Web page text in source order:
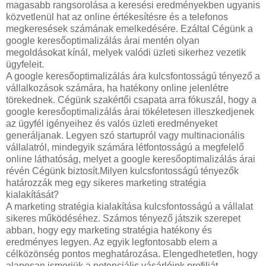
magasabb rangsorolása a keresési eredményekben ugyanis
közvetlenül hat az online értékesítésre és a telefonos
megkeresések számának emelkedésére. Ezáltal Cégünk a
google keresőoptimalizálás árai mentén olyan
megoldásokat kínál, melyek valódi üzleti sikerhez vezetik
ügyfeleit.
A google keresőoptimalizálás ára kulcsfontosságú tényező a
vállalkozások számára, ha hatékony online jelenlétre
törekednek. Cégünk szakértői csapata arra fókuszál, hogy a
google keresőoptimalizálás árai tökéletesen illeszkedjenek
az ügyfél igényeihez és valós üzleti eredményeket
generáljanak. Legyen szó startupról vagy multinacionális
vállalatról, mindegyik számára létfontosságú a megfelelő
online láthatóság, melyet a google keresőoptimalizálás árai
révén Cégünk biztosít.Milyen kulcsfontosságú tényezők
határozzák meg egy sikeres marketing stratégia
kialakítását?
A marketing stratégia kialakítása kulcsfontosságú a vállalat
sikeres működéséhez. Számos tényező játszik szerepet
abban, hogy egy marketing stratégia hatékony és
eredményes legyen. Az egyik legfontosabb elem a
célközönség pontos meghatározása. Elengedhetetlen, hogy